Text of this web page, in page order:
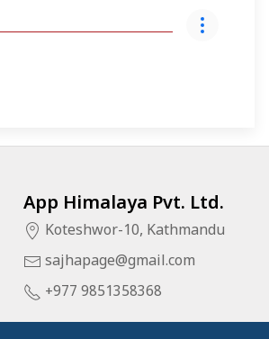
App Himalaya Pvt. Ltd.
Koteshwor-10, Kathmandu
sajhapage@gmail.com
+977 9851358368